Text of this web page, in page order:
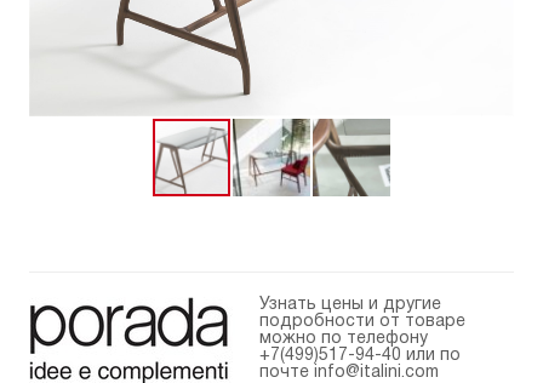
Узнать цены и другие
подробности от товаре
можно по телефону
+7(499)517-94-40 или по
почте
info@italini.com